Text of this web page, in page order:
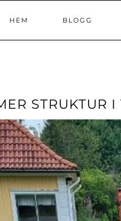
HEM BLOGG
STRUKTUR